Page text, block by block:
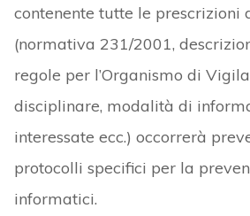
contenente tutte le prescrizioni
(normativa 231/2001,
regole per l’Organismo di
disciplinare, modalità di
interessate ecc.) occorrerà
protocolli specifici per la
informatici.